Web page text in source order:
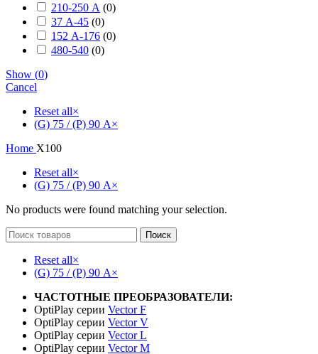
210-250 А (0)
37 А-45 (0)
152 А-176 (0)
480-540 (0)
Show (0)
Cancel
Reset all×
(G) 75 / (P) 90 А×
Home X100
Reset all×
(G) 75 / (P) 90 А×
No products were found matching your selection.
Поиск
Reset all×
(G) 75 / (P) 90 А×
ЧАСТОТНЫЕ ПРЕОБРАЗОВАТЕЛИ:
OptiPlay серии Vector F
OptiPlay серии Vector V
OptiPlay серии Vector L
OptiPlay серии Vector M